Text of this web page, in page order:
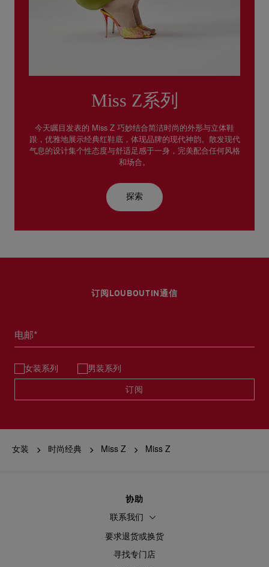
Miss Z系列
今天瞩目发表的 Miss Z 巧妙结合简洁时尚的外形与立体鞋
跟，优雅地展示经典红鞋底，体现品牌的现代神韵。散发现代
气息的设计集个性态度与舒适足感于一身，完美配合任何风格
和场合。
探索
订阅LOUBOUTIN通信
电邮*
女装系列 男装系列
订阅
女装 时尚经典 Miss Z Miss Z
协助
联系我们
要求退货或换货
寻找专门店